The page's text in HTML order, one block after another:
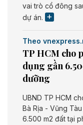
vai trò cổ đông
dự án.
Theo
TP HCM cho
dụng gần
dưỡng
UBND TP HCM
Bà Rịa - Vũng
6.500 m2 đất tại